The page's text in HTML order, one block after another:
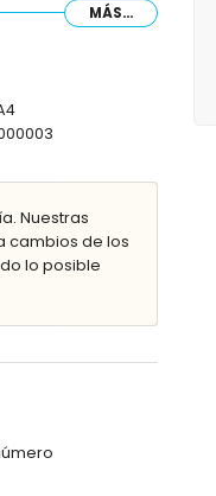
MÁS...
Nuestras
cambios de los
lo posible